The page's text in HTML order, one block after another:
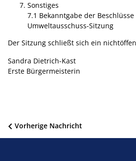
Sonstiges
7.1 Bekanntgabe der
Umweltausschuss-Sitzung
Der Sitzung schließt sich ein
Sandra Dietrich-Kast
Erste Bürgermeisterin
Beitragsnavigation
Vorherige Nachricht